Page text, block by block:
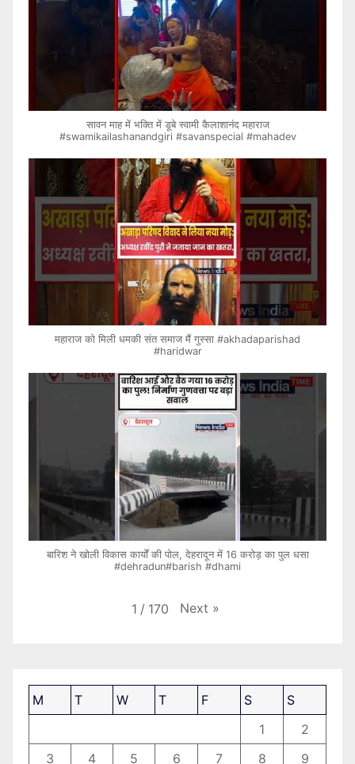
सावन माह में भक्ति में डूबे स्वामी कैलाशानंद महाराज
#swamikailashanandgiri #savanspecial #mahadev
महाराज को मिली धमकी संत समाज मैं गुस्सा #akhadaparishad
#haridwar
बारिश ने खोली विकास कार्यों की पोल, देहरादून में 16 करोड़ का पुल धसा
#dehradun#barish #dhami
1 / 170 Next »
M T W T F S
S
1
2
3
4 5 6 7 8 9